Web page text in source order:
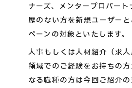
ナーズ、メンタープロパー
歴のない方を新規ユーザー
ペーンの対象といたします。
人事もしくは人材紹介（求
領域でのご経験をお持ちの
なる職種の方は今回ご紹介